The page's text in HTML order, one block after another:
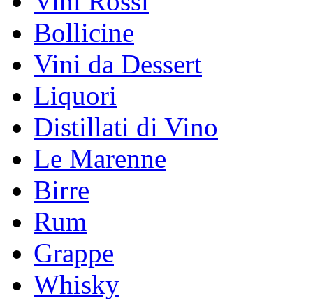
Bollicine
Vini da Dessert
Liquori
Distillati di Vino
Le Marenne
Birre
Rum
Grappe
Whisky